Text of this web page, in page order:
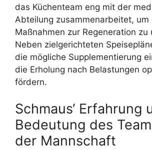
das Küchenteam eng mit der
Abteilung zusammenarbeitet, um
Maßnahmen zur Regeneration zu
Neben zielgerichteten
die mögliche Supplementierung
die Erholung nach Belastungen
fördern.
Schmaus‘ Erfahrung
Bedeutung des
der Mannschaft